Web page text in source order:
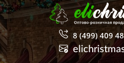
8 (499) 409